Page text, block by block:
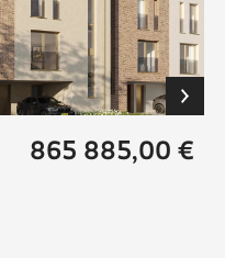
865 885,00 €